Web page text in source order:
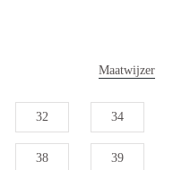
Maatwijzer
32 34
38 39